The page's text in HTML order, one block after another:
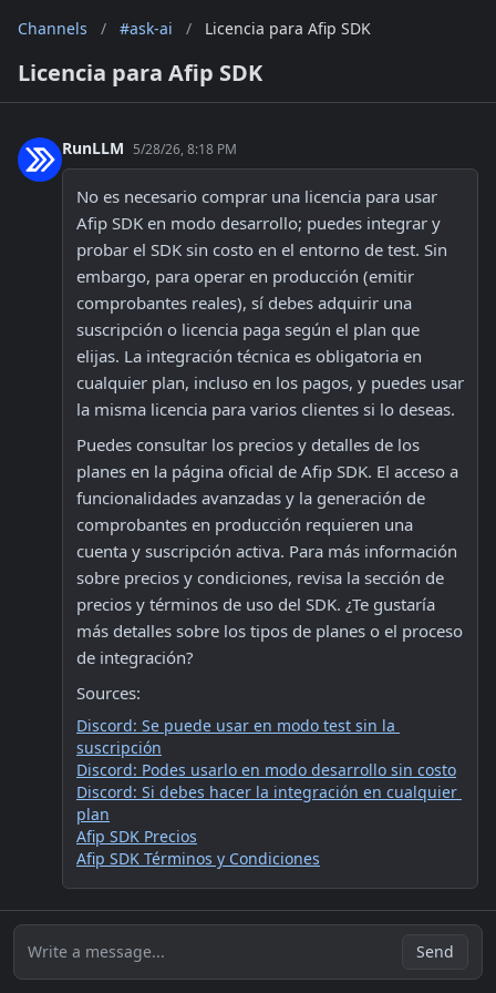
Channels / #ask-ai / Licencia para Afip SDK
Licencia para Afip SDK
RunLLM 5/28/26, 8:18 PM
No es necesario comprar una licencia para usar
Afip SDK en modo desarrollo; puedes integrar y
probar el SDK sin costo en el entorno de test. Sin
embargo, para operar en producción (emitir
comprobantes reales), sí debes adquirir una
suscripción o licencia paga según el plan que
elijas. La integración técnica es obligatoria en
cualquier plan, incluso en los pagos, y puedes usar
la misma licencia para varios clientes si lo deseas.
Puedes consultar los precios y detalles de los
planes en la página oficial de Afip SDK. El acceso a
funcionalidades avanzadas y la generación de
comprobantes en producción requieren una
cuenta y suscripción activa. Para más información
sobre precios y condiciones, revisa la sección de
precios y términos de uso del SDK. ¿Te gustaría
más detalles sobre los tipos de planes o el proceso
de integración?
Sources:
Discord: Se puede usar en modo test sin la
suscripción
Discord: Podes usarlo en modo desarrollo sin costo
Discord: Si debes hacer la integración en cualquier
plan
Afip SDK Precios
Afip SDK Términos y Condiciones
Write a message... Send